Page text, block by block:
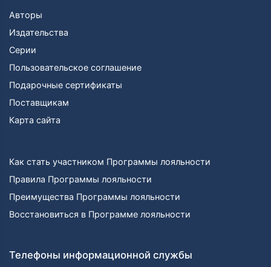
Авторы
Издательства
Серии
Пользовательское соглашение
Подарочные сертификаты
Поставщикам
Карта сайта
Как стать участником Программы лояльности
Правила Программы лояльности
Преимущества Программы лояльности
Восстановиться в Программе лояльности
Телефоны информационной службы